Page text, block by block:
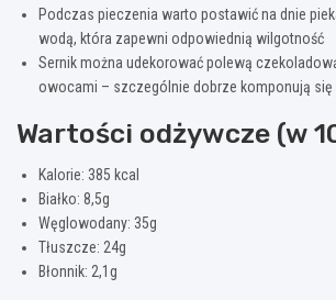
Podczas pieczenia warto postawić na dnie
wodą, która zapewni odpowiednią wilgotność
Sernik można udekorować polewą
owocami – szczególnie dobrze komponują się
Wartości odżywcze (w
Kalorie: 385 kcal
Białko: 8,5g
Węglowodany: 35g
Tłuszcze: 24g
Błonnik: 2,1g